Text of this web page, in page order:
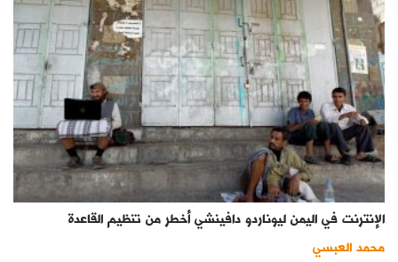
الإنترنت في اليمن ليوناردو دافينشي أخطر من تنظيم القاعدة
محمد العبسي